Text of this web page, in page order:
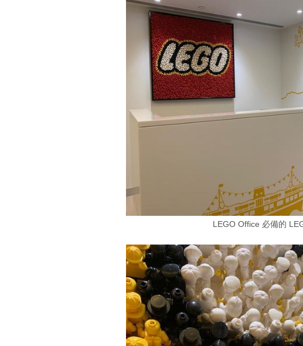
LEGO Office 必備的